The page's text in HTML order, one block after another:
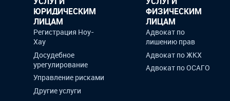
ЮРИДИЧЕСКИМ
ЛИЦАМ
Регистрация Ноу-
Хау
Досудебное
урегулирование
Управление рисками
Другие услуги
ФИЗИЧЕСКИМ
ЛИЦАМ
Адвокат по
лишению прав
Адвокат по ЖКХ
Адвокат по ОСАГО